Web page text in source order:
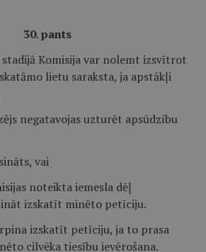
30. pants
stadijā Komisija var nolemt izsvītrot
lietu saraksta, ja apstākļi
negatavojas uzturēt apsūdzību
vai
noteikta iemesla dēļ
izskatīt minēto petīciju.
izskatīt petīciju, ja to prasa
cilvēka tiesību ievērošana.